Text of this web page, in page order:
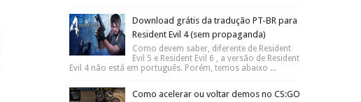
Download grátis da tradução PT-BR para
Resident Evil 4 (sem propaganda)
Como devem saber, diferente de Resident
Evil 5 e Resident Evil 6 , a versão de Resident
Evil 4 não está em português. Porém, temos abaixo ...
Como acelerar ou voltar demos no CS:GO